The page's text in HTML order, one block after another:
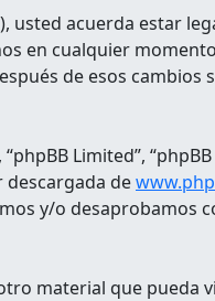
usted acuerda estar
en cualquier
de esos cambios
Limited”, “phpBB
descargada de
y/o desaprobamos
material que pueda